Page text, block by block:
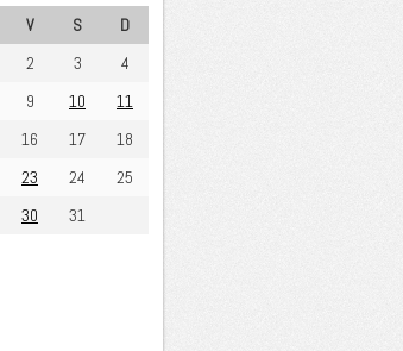
V S
D
2 3
4
9 10
11
16 17
18
23 24
25
30 31